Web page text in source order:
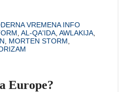
VREMENA INFO
,AL-QA'IDA ,AWLAKIJA
MORTEN STORM
Europe?